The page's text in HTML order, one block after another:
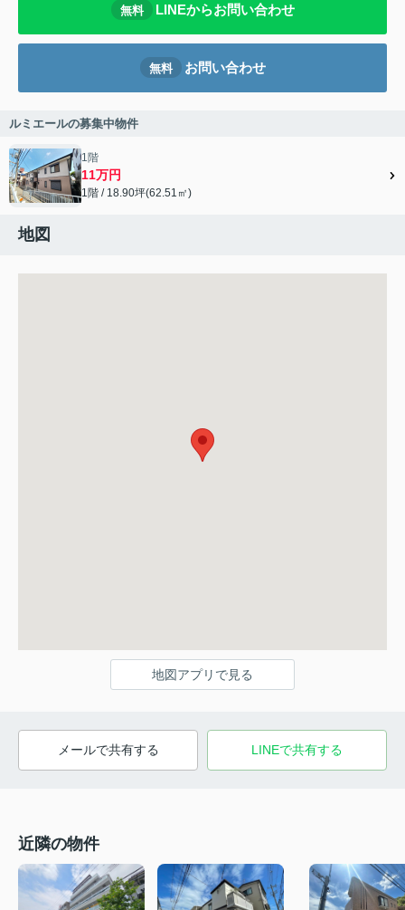
無料 LINEからお問い合わせ
無料 お問い合わせ
ルミエールの募集中物件
1階
11万円
1階 / 18.90坪(62.51㎡)
地図
地図アプリで見る
メールで共有する LINEで共有する
近隣の物件